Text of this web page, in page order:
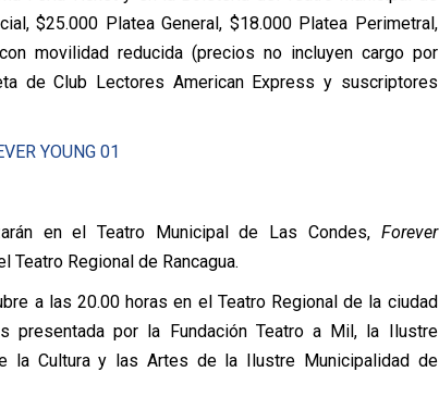
$25.000 Platea General, $18.000 Platea Perimetral,
movilidad reducida (precios no incluyen cargo por
de Club Lectores American Express y suscriptores
en el Teatro Municipal de Las Condes, Forever
Teatro Regional de Rancagua.
a las 20.00 horas en el Teatro Regional de la ciudad
presentada por la Fundación Teatro a Mil, la Ilustre
la Cultura y las Artes de la Ilustre Municipalidad de